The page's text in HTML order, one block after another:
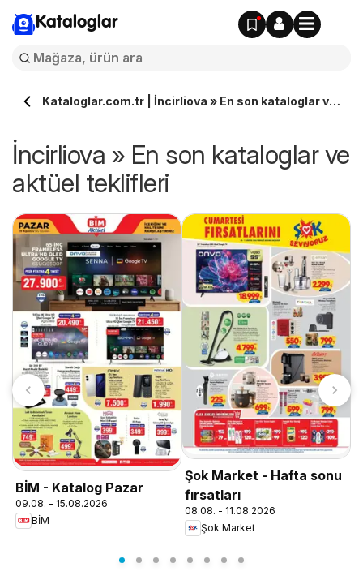
Kataloglar
Kataloglar.com.tr | İncirliova » En son kataloglar ve
İncirliova » En son kataloglar ve
aktüel teklifleri
BİM - Katalog Pazar
09.08. - 15.08.2026
BİM
Şok Market - Hafta sonu
fırsatları
08.08. - 11.08.2026
Şok Market